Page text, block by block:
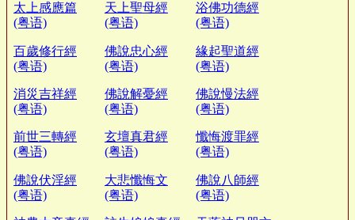
太上感應篇
(粤语)
天上聖母經
(粤语)
浴佛功德經
(粤语)
百歲修行經
(粤语)
佛說忠心經
(粤语)
緣起聖道經
(粤语)
消災吉祥經
(粤语)
佛說解憂經
(粤语)
佛說慢法經
(粤语)
前世三轉經
(粤语)
玄壇真君經
(粤语)
懺悔渡罪經
(粤语)
佛說伏淫經
(粤语)
大悲懺悔文
(粤语)
佛說八師經
(粤语)